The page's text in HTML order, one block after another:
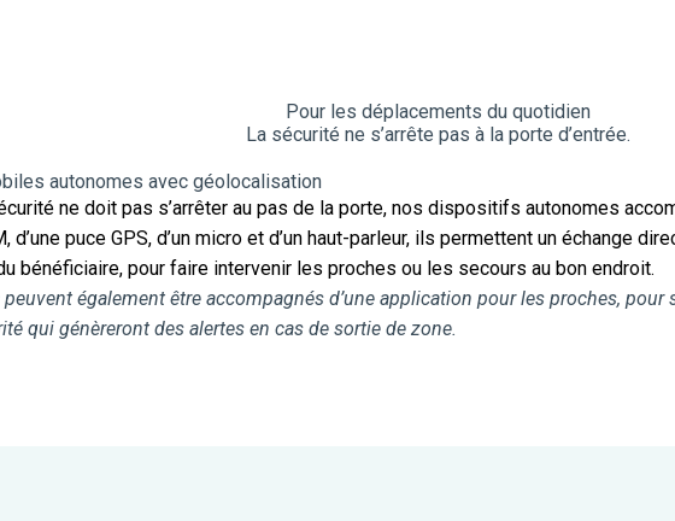
Pour les déplacements du quotidien
La sécurité ne s’arrête pas à la porte d’entrée.
autonomes avec géolocalisation
ne doit pas s’arrêter au pas de la porte, nos dispositifs autonomes
d’une puce GPS, d’un micro et d’un haut-parleur, ils permettent un échange
bénéficiaire, pour faire intervenir les proches ou les secours au bon endroit.
également être accompagnés d’une application pour les proches,
qui génèreront des alertes en cas de sortie de zone.